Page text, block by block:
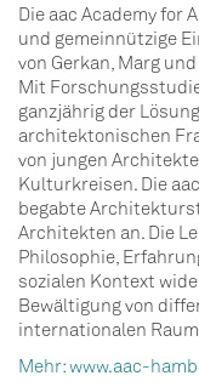
Die aac Academy for
und gemeinnützige
von Gerkan, Marg
Mit
ganzjährig der
architektonischen
von jungen
Kulturkreisen. Die
begabte
Architekten an. Die
Philosophie,
sozialen Kontext
Bewältigung von
internationalen
Mehr: www.aac-